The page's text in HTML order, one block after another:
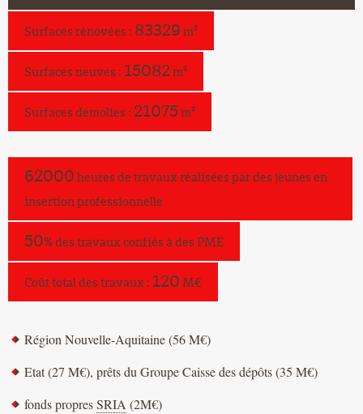
Surfaces rénovées : 83329 m²
Surfaces neuves : 15082 m²
Surfaces démolies : 21075 m²
62000 heures de travaux réalisées par des jeunes en
insertion professionnelle
50% des travaux confiés à des PME
Coût total des travaux : 120 M€
Région Nouvelle-Aquitaine (56 M€)
Etat (27 M€), prêts du Groupe Caisse des dépôts (35 M€)
fonds propresSRIA (2M€)